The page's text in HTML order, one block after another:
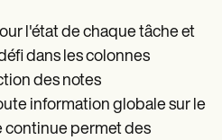
l'état de chaque tâche et
dans les colonnes
des notes
information globale sur le
continue permet des